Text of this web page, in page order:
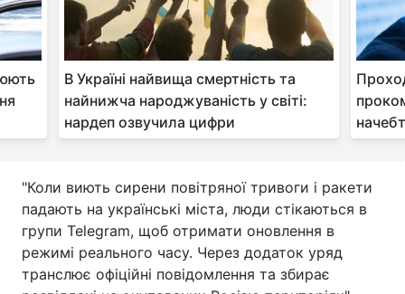
В Україні найвища смертність та
найнижча народжуваність у світі:
нардеп озвучила цифри
"Коли виють сирени повітряної тривоги і ракети
падають на українські міста, люди стікаються в
групи Telegram, щоб отримати оновлення в
режимі реального часу. Через додаток уряд
транслює офіційні повідомлення та збирає